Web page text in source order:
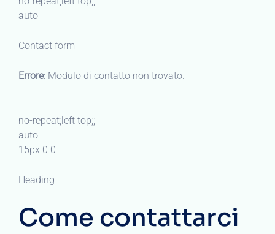
auto
Contact form
Errore: Modulo di contatto non trovato.
no-repeat;left top;;
auto
15px 0 0
Heading
Come contattarci